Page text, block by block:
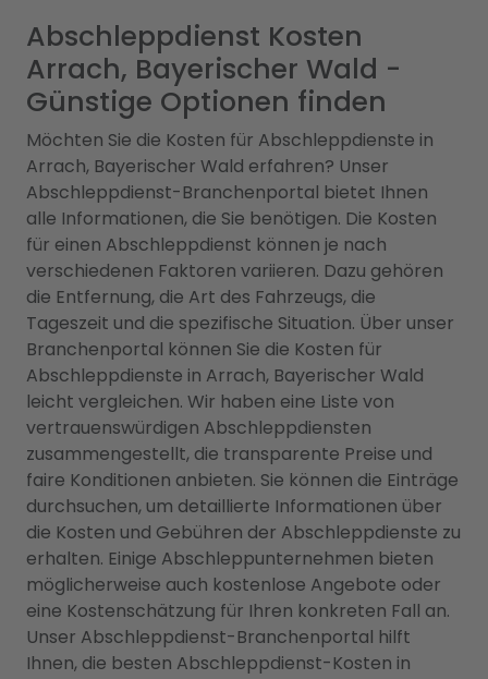
Abschleppdienst Kosten
Arrach, Bayerischer Wald -
Günstige Optionen finden
Möchten Sie die Kosten für Abschleppdienste in
Arrach, Bayerischer Wald erfahren? Unser
Abschleppdienst-Branchenportal bietet Ihnen
alle Informationen, die Sie benötigen. Die Kosten
für einen Abschleppdienst können je nach
verschiedenen Faktoren variieren. Dazu gehören
die Entfernung, die Art des Fahrzeugs, die
Tageszeit und die spezifische Situation. Über unser
Branchenportal können Sie die Kosten für
Abschleppdienste in Arrach, Bayerischer Wald
leicht vergleichen. Wir haben eine Liste von
vertrauenswürdigen Abschleppdiensten
zusammengestellt, die transparente Preise und
faire Konditionen anbieten. Sie können die Einträge
durchsuchen, um detaillierte Informationen über
die Kosten und Gebühren der Abschleppdienste zu
erhalten. Einige Abschleppunternehmen bieten
möglicherweise auch kostenlose Angebote oder
eine Kostenschätzung für Ihren konkreten Fall an.
Unser Abschleppdienst-Branchenportal hilft
Ihnen, die besten Abschleppdienst-Kosten in